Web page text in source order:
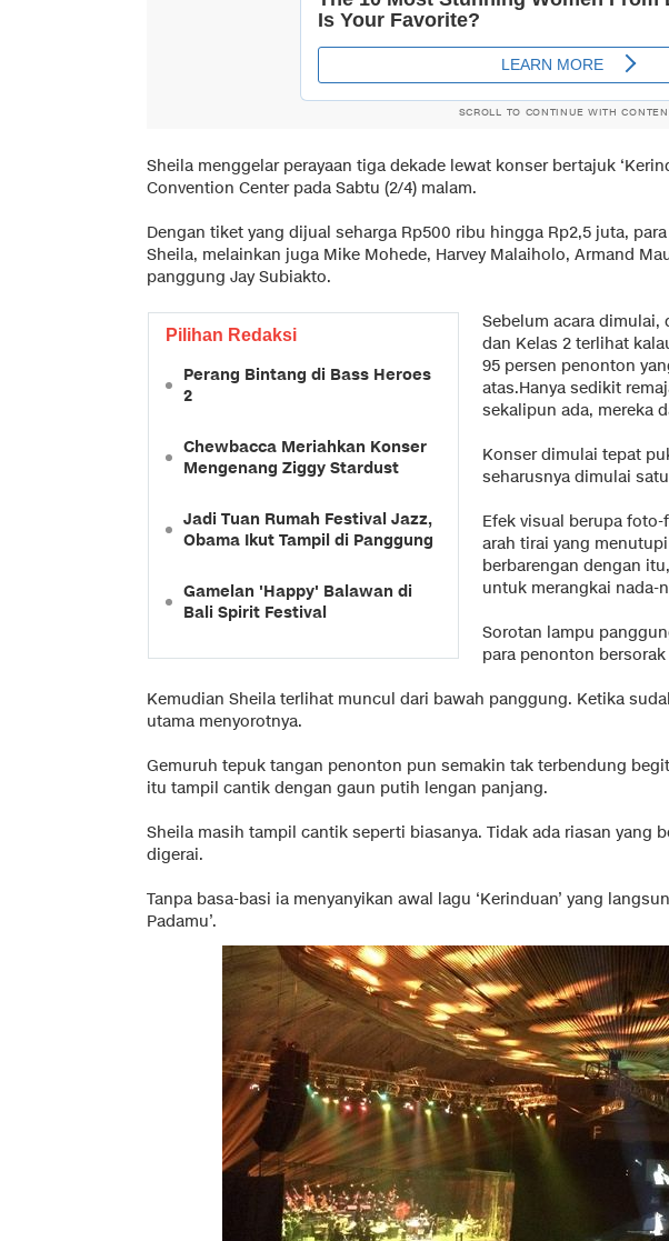
SCROLL TO CONTINUE WITH
Sheila menggelar perayaan tiga dekade lewat konser bertajuk
Convention Center pada Sabtu (2/4) malam.
Dengan tiket yang dijual seharga Rp500 ribu hingga Rp2,5 juta,
Sheila, melainkan juga Mike Mohede, Harvey Malaiholo, Armand
panggung Jay Subiakto.
Pilihan Redaksi
Perang Bintang di Bass Heroes
2
Chewbacca Meriahkan Konser
Mengenang Ziggy Stardust
Jadi Tuan Rumah Festival Jazz,
Obama Ikut Tampil di Panggung
Gamelan 'Happy' Balawan di
Bali Spirit Festival
Sebelum acara
dan Kelas 2 terlihat
95 persen penonton
atas.Hanya sedikit
sekalipun ada, mereka
Konser dimulai tepat
seharusnya dimulai
Efek visual berupa foto-
arah tirai yang
berbarengan dengan
untuk merangkai nada-
Sorotan lampu
para penonton
Kemudian Sheila terlihat muncul dari bawah panggung. Ketika
utama menyorotnya.
Gemuruh tepuk tangan penonton pun semakin tak terbendung
itu tampil cantik dengan gaun putih lengan panjang.
Sheila masih tampil cantik seperti biasanya. Tidak ada riasan yang
digerai.
Tanpa basa-basi ia menyanyikan awal lagu ‘Kerinduan’ yang
Padamu’.